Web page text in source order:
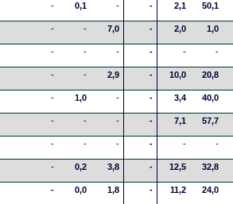
- 0,1 - - 2,1 50,1
- - 7,0 - 2,0 1,0
- - - - - -
- - 2,9 - 10,0 20,8
- 1,0 - - 3,4 40,0
- - - - 7,1 57,7
- - - - - -
- 0,2 3,8 - 12,5 32,8
- 0,0 1,8 - 11,2 24,0